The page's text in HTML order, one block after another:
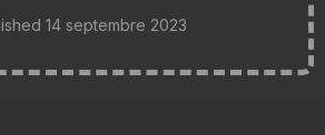
14 septembre 2023